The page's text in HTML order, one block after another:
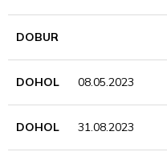
DOBUR
DOHOL 08.05.2023
DOHOL 31.08.2023